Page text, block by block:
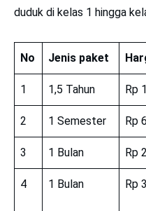
duduk di kelas 1 hingga
No Jenis paket
1 1,5 Tahun Rp
2 1 Semester Rp
3 1 Bulan Rp
4 1 Bulan Rp